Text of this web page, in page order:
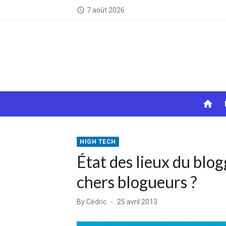
access_time 7 août 2026
home
HIGH TECH
État des lieux du
chers blogueurs ?
ByCédric
Posted
25 avril 2013